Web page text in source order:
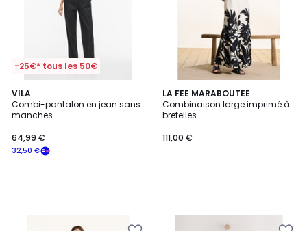
-25€* tous les 50€
VILA
Combi-pantalon en jean sans
manches
32,50 €
64,99 €
LA FEE MARABOUTEE
Combinaison large imprimé à
bretelles
111,00 €